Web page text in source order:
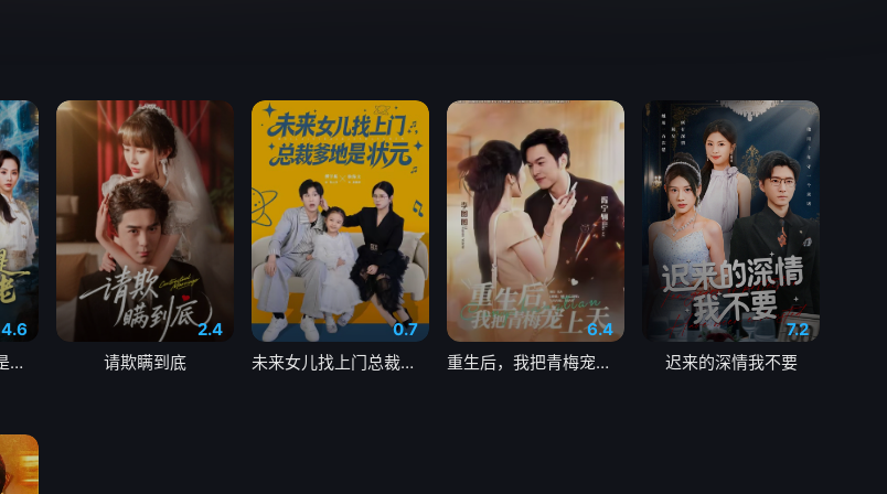
4.6
别扒了，她家老祖是满级大佬
2.4
请欺瞒到底
0.7
未来女儿找上门总裁爹地是状元
6.4
重生后，我把青梅宠上天
7.2
迟来的深情我不要